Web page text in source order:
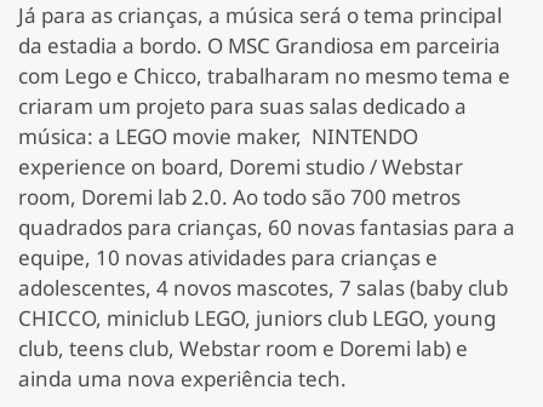
Já para as crianças, a música será o tema principal
da estadia a bordo. O MSC Grandiosa em parceiria
com Lego e Chicco, trabalharam no mesmo tema e
criaram um projeto para suas salas dedicado a
música: a LEGO movie maker, NINTENDO
experience on board, Doremi studio / Webstar
room, Doremi lab 2.0. Ao todo são 700 metros
quadrados para crianças, 60 novas fantasias para a
equipe, 10 novas atividades para crianças e
adolescentes, 4 novos mascotes, 7 salas (baby club
CHICCO, miniclub LEGO, juniors club LEGO, young
club, teens club, Webstar room e Doremi lab) e
ainda uma nova experiência tech.